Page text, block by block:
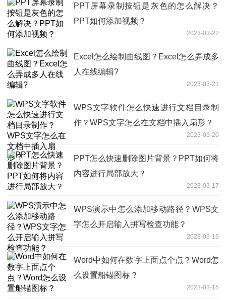
PPT屏幕录制按钮是灰色的怎么解决？
PPT如何添加视频？
2023-03-22
Excel怎么绘制曲线图？Excel怎么弄成多
人在线编辑?
2023-03-21
WPS文字软件怎么快速进行文档目录制
作？WPS文字怎么在文档中插入扇形？
2023-03-20
PPT怎么快速删除图片背景？PPT如何将
内容进行局部放大？
2023-03-17
WPS演示中怎么添加移动路径？WPS文
字怎么开启输入拼写检查功能？
2023-03-16
Word中如何在数字上面点个点？Word怎
么设置船锚图标？
2023-03-15